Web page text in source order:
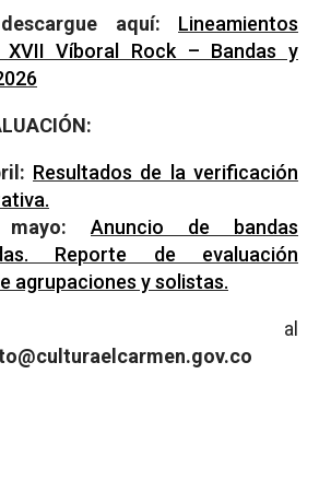
aquí:
Lineamientos
XVII Víboral Rock – Bandas y
Resultados de la verificación
Anuncio de bandas
Reporte de evaluación
agrupaciones y solistas.
al